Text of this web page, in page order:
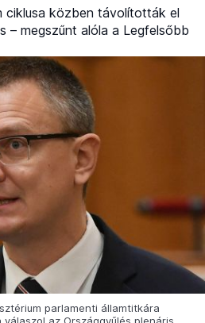
ciklusa közben távolították el
– megszűnt alóla a Legfelsőbb
parlamenti államtitkára
az Országgyűlés plenáris